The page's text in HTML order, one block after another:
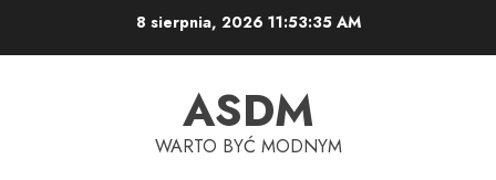
8 sierpnia, 2026 11:53:35 AM
ASDM
WARTO BYĆ MODNYM